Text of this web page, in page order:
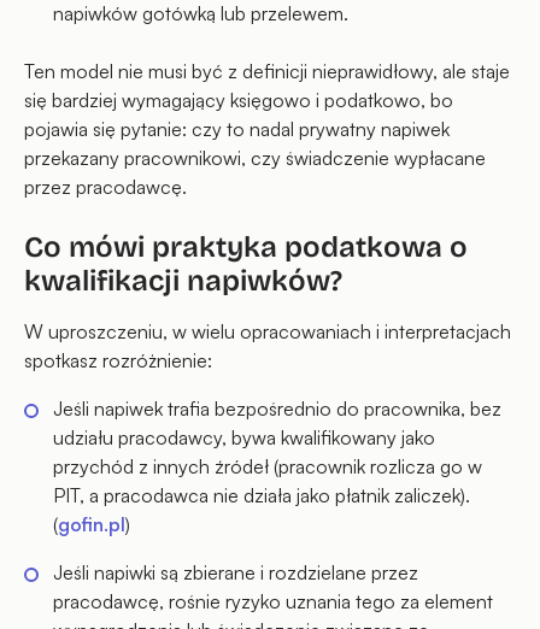
napiwków gotówką lub przelewem.
Ten model nie musi być z definicji nieprawidłowy, ale staje
się bardziej wymagający księgowo i podatkowo, bo
pojawia się pytanie: czy to nadal prywatny napiwek
przekazany pracownikowi, czy świadczenie wypłacane
przez pracodawcę.
Co mówi praktyka podatkowa o
kwalifikacji napiwków?
W uproszczeniu, w wielu opracowaniach i interpretacjach
spotkasz rozróżnienie:
Jeśli napiwek trafia bezpośrednio do pracownika, bez
udziału pracodawcy, bywa kwalifikowany jako
przychód z innych źródeł (pracownik rozlicza go w
PIT, a pracodawca nie działa jako płatnik zaliczek).
(gofin.pl)
Jeśli napiwki są zbierane i rozdzielane przez
pracodawcę, rośnie ryzyko uznania tego za element